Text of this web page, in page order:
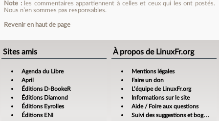
Note :les commentaires appartiennent à celles et ceux qui les ont postés.
Nous n’en sommes pas responsables.
Revenir en haut de page
Sites amis
Agenda du Libre
April
Éditions D-BookeR
Éditions Diamond
Éditions Eyrolles
Éditions ENI
À propos de LinuxFr.org
Mentions légales
Faire un don
L’équipe de LinuxFr.org
Informations sur le site
Aide / Foire aux questions
Suivi des suggestions et bogues